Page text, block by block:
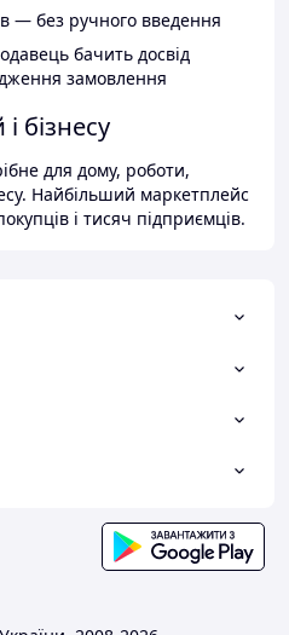
— без ручного введення
бачить досвід
замовлення
бізнесу
для дому, роботи,
Найбільший маркетплейс
і тисяч підприємців.